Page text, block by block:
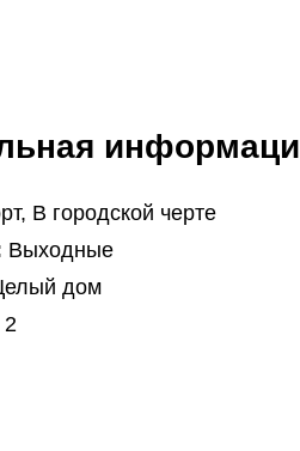
В городской черте
Выходные
дом
2